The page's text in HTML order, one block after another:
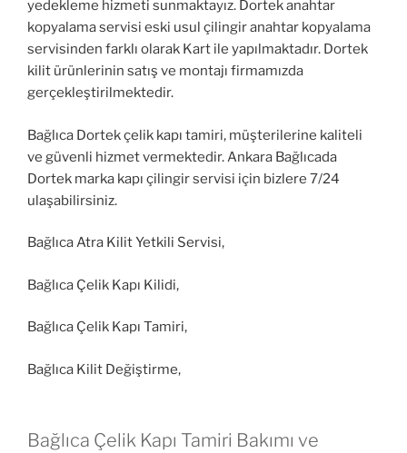
yedekleme hizmeti sunmaktayız. Dortek anahtar
kopyalama servisi eski usul çilingir anahtar kopyalama
servisinden farklı olarak Kart ile yapılmaktadır. Dortek
kilit ürünlerinin satış ve montajı firmamızda
gerçekleştirilmektedir.
Bağlıca Dortek çelik kapı tamiri, müşterilerine kaliteli
ve güvenli hizmet vermektedir. Ankara Bağlıcada
Dortek marka kapı çilingir servisi için bizlere 7/24
ulaşabilirsiniz.
Bağlıca Atra Kilit Yetkili Servisi,
Bağlıca Çelik Kapı Kilidi,
Bağlıca Çelik Kapı Tamiri,
Bağlıca Kilit Değiştirme,
Bağlıca Çelik Kapı Tamiri Bakımı ve